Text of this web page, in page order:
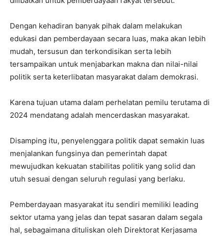
Dengan kehadiran banyak pihak dalam melakukan
edukasi dan pemberdayaan secara luas, maka akan lebih
mudah, tersusun dan terkondisikan serta lebih
tersampaikan untuk menjabarkan makna dan nilai-nilai
politik serta keterlibatan masyarakat dalam demokrasi.
Karena tujuan utama dalam perhelatan pemilu terutama di
2024 mendatang adalah mencerdaskan masyarakat.
Disamping itu, penyelenggara politik dapat semakin luas
menjalankan fungsinya dan pemerintah dapat
mewujudkan kekuatan stabilitas politik yang solid dan
utuh sesuai dengan seluruh regulasi yang berlaku.
Pemberdayaan masyarakat itu sendiri memiliki leading
sektor utama yang jelas dan tepat sasaran dalam segala
hal, sebagaimana dituliskan oleh Direktorat Kerjasama